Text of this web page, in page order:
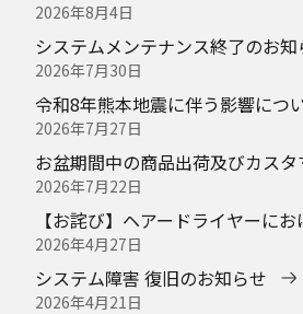
2026年8月4日
システムメンテナンス終了のお
2026年7月30日
令和8年熊本地震に伴う影響につ
2026年7月27日
お盆期間中の商品出荷及びカス
2026年7月22日
【お詫び】ヘアードライヤーに
2026年4月27日
システム障害 復旧のお知らせ
2026年4月21日